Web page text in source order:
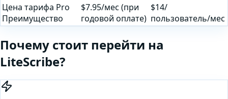
Цена тарифа Pro
Преимущество
$7.95/мес (при
годовой оплате)
$14/
пользователь/мес
Почему стоит перейти на
LiteScribe?